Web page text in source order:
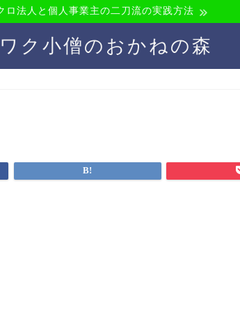
ロ法人と個人事業主の二刀流の実践方法
ク小僧のおかねの森